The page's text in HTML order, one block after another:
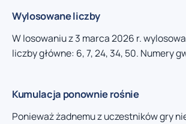
Wylosowane liczby
W losowaniu z 3 marca 2026 r.
liczby główne: 6, 7, 24, 34, 50. Numery
Kumulacja ponownie rośnie
Ponieważ żadnemu z uczestników gry